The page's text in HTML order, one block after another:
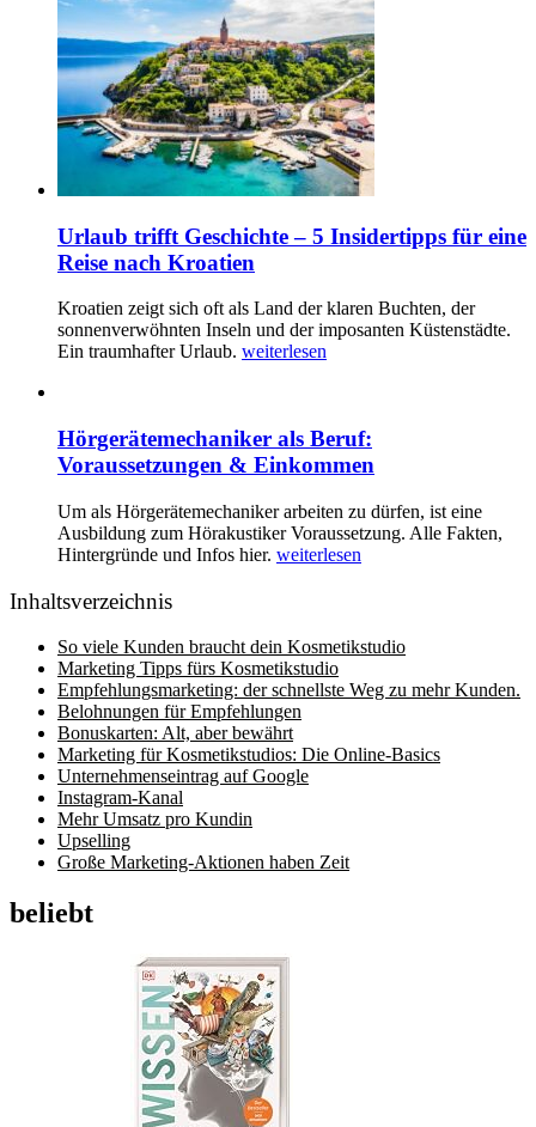
Urlaub trifft Geschichte – 5 Insidertipps für eine
Reise nach Kroatien
Kroatien zeigt sich oft als Land der klaren Buchten, der
sonnenverwöhnten Inseln und der imposanten Küstenstädte.
Ein traumhafter Urlaub. weiterlesen
Hörgerätemechaniker als Beruf:
Voraussetzungen & Einkommen
Um als Hörgerätemechaniker arbeiten zu dürfen, ist eine
Ausbildung zum Hörakustiker Voraussetzung. Alle Fakten,
Hintergründe und Infos hier. weiterlesen
Inhaltsverzeichnis
So viele Kunden braucht dein Kosmetikstudio
Marketing Tipps fürs Kosmetikstudio
Empfehlungsmarketing: der schnellste Weg zu mehr Kunden.
Belohnungen für Empfehlungen
Bonuskarten: Alt, aber bewährt
Marketing für Kosmetikstudios: Die Online-Basics
Unternehmenseintrag auf Google
Instagram-Kanal
Mehr Umsatz pro Kundin
Upselling
Große Marketing-Aktionen haben Zeit
beliebt